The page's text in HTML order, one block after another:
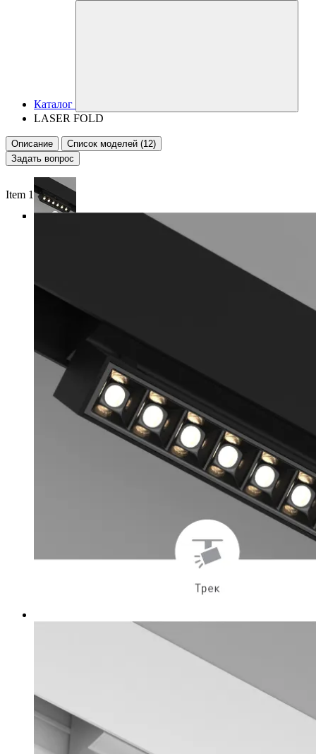
Каталог
LASER FOLD
Описание
Список моделей (12)
Задать вопрос
Item 1 of 4